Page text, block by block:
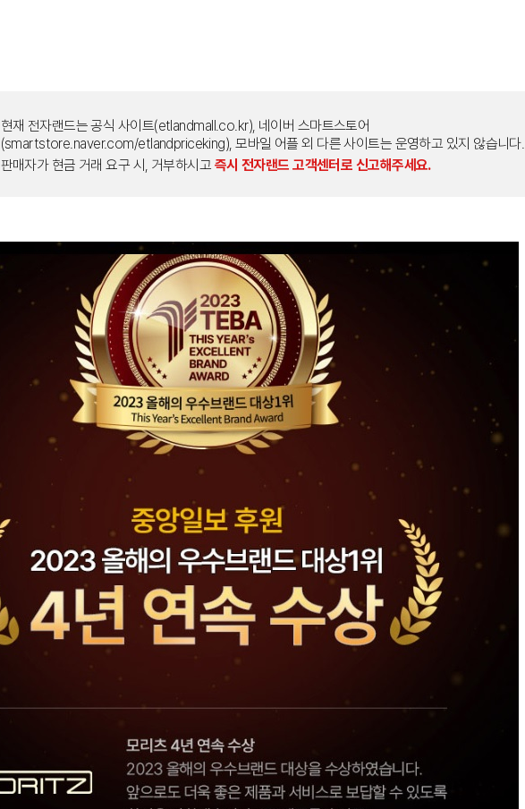
현재 전자랜드는 공식 사이트(etlandmall.co.kr), 네이버 스마트스토어
(smartstore.naver.com/etlandpriceking), 모바일 어플 외 다른 사이트는 운영하고 있지 않습니다.
판매자가 현금 거래 요구 시, 거부하시고 즉시 전자랜드 고객센터로 신고해주세요.